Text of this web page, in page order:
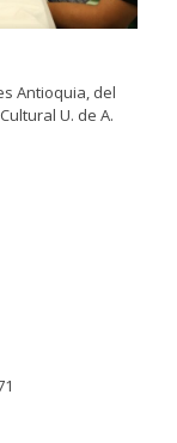
Antioquia, del
U. de A.